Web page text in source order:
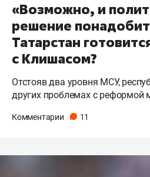
«Возможно, и
решение
Татарстан
с Клишасом?
Отстояв два уровня МСУ,
других проблемах с реформой
Комментарии 11